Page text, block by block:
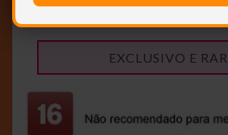
CLÁSSICA –
EXCLUSIVO E